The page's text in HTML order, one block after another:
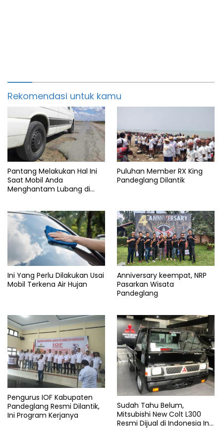
Rekomendasi untuk kamu
Pantang Melakukan Hal Ini
Saat Mobil Anda
Menghantam Lubang di
Puluhan Member RX King
Pandeglang Dilantik
Ini Yang Perlu Dilakukan Usai
Mobil Terkena Air Hujan
Anniversary keempat, NRP
Pasarkan Wisata
Pandeglang
Pengurus IOF Kabupaten
Pandeglang Resmi Dilantik,
Ini Program Kerjanya
Sudah Tahu Belum,
Mitsubishi New Colt L300
Resmi Dijual di Indonesia Ini